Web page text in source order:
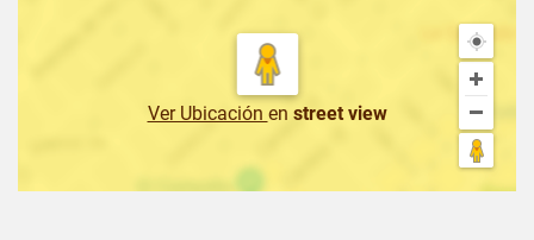
Ver Ubicación en street view